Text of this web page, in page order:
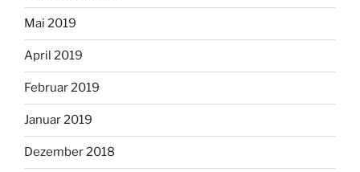
Mai 2019
April 2019
Februar 2019
Januar 2019
Dezember 2018